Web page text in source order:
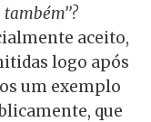
aceito,
logo após
um exemplo
que